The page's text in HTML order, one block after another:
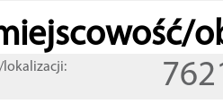
lokalizacji: